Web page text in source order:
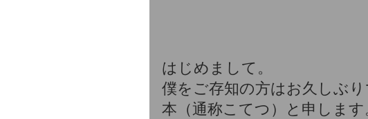
はじめまして。
僕をご存知の方はお久しぶ
本（通称こてつ）と申します